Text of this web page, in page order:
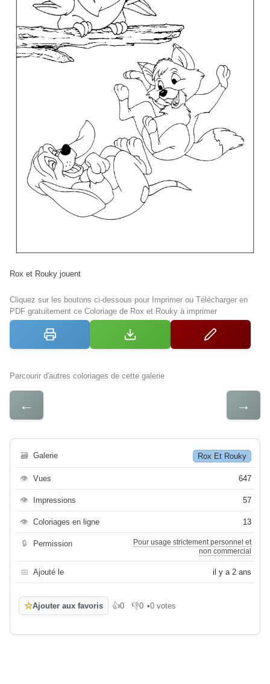
Rox et Rouky jouent
Cliquez sur les boutons ci-dessous pour Imprimer ou Télécharger en
PDF gratuitement ce Coloriage de Rox et Rouky à imprimer
Parcourir d'autres coloriages de cette galerie
← →
🗃 Galerie Rox Et Rouky
👁 Vues 647
👁 Impressions 57
👁 Coloriages en ligne 13
🔒 Permission
Pour usage strictement personnel et
non commercial
📅 Ajouté le il y a 2 ans
☆Ajouter aux favoris 👍0
J'aime 👎0
Je n'aime pas
•0 votes